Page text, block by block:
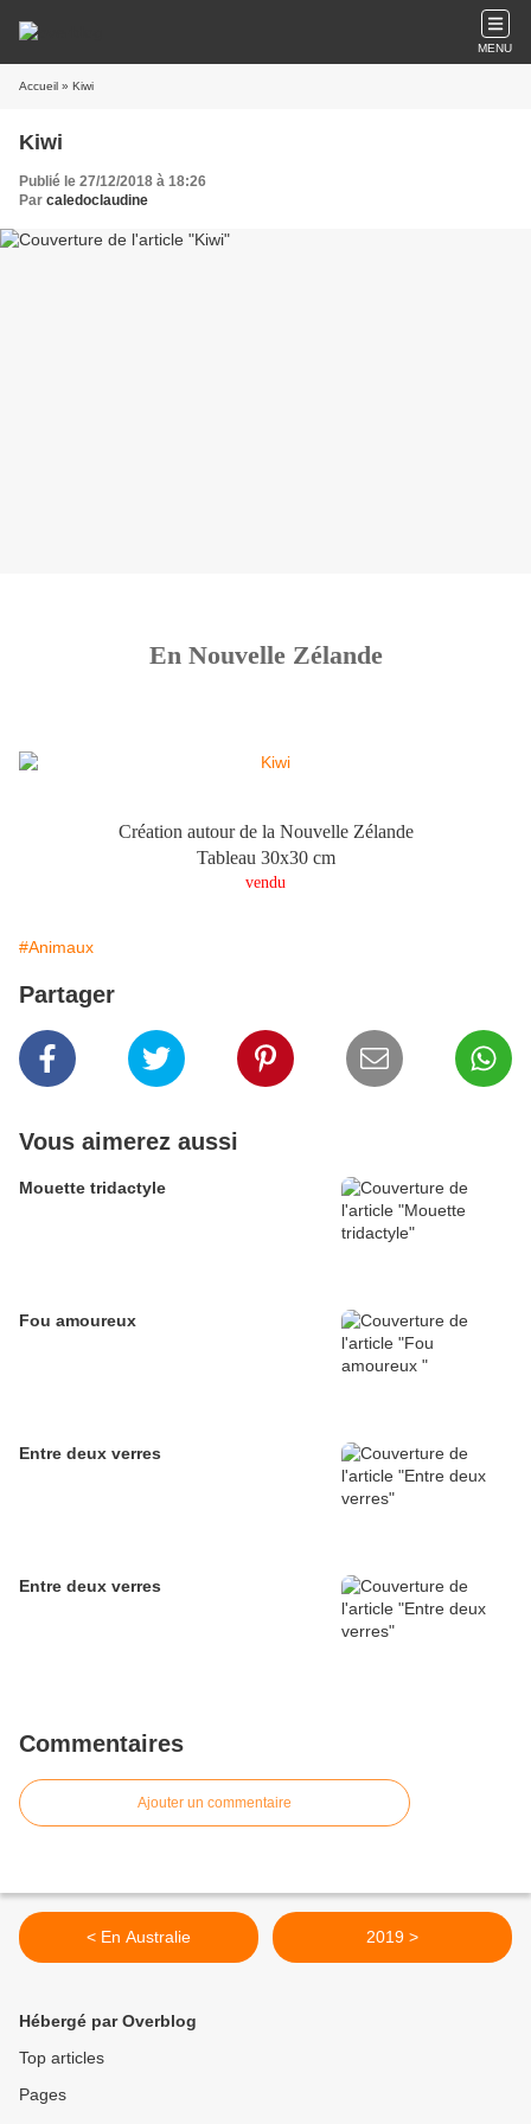
MENU
Accueil » Kiwi
Kiwi
Publié le 27/12/2018 à 18:26
Par caledoclaudine
En Nouvelle Zélande
Création autour de la Nouvelle Zélande
Tableau 30x30 cm
vendu
#Animaux
Partager
Vous aimerez aussi
Mouette tridactyle
Fou amoureux
Entre deux verres
Entre deux verres
Commentaires
Ajouter un commentaire
< En Australie 2019 >
Hébergé par Overblog
Top articles
Pages